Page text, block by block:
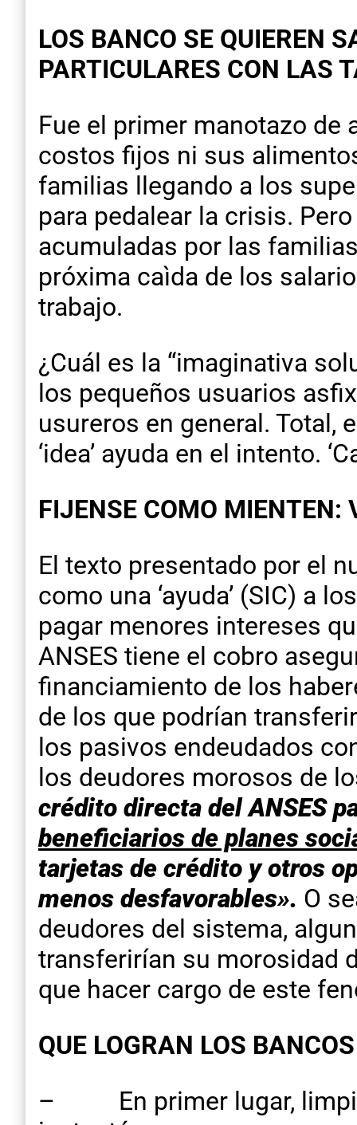
LOS BANCO SE QUIEREN
PARTICULARES CON LAS
Fue el primer manotazo de
costos fijos ni sus
familias llegando a los
para pedalear la crisis.
acumuladas por las
próxima caìda de los
trabajo.
¿Cuál es la “imaginativa
los pequeños usuarios
usureros en general. Total,
‘idea’ ayuda en el intento.
FIJENSE COMO MIENTEN:
El texto presentado por el
como una ‘ayuda’ (SIC) a
pagar menores intereses
ANSES tiene el cobro
financiamiento de los
de los que podrían
los pasivos endeudados
los deudores morosos de
crédito directa del ANSES
beneficiarios de planes
tarjetas de crédito y otros
menos desfavorables». O
deudores del sistema,
transferirían su morosidad
que hacer cargo de este
QUE LOGRAN LOS
– En primer lugar,